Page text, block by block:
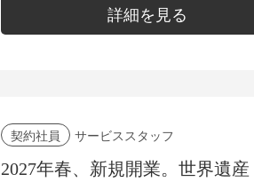
立ち振る舞いがブランド...詳細を見る
契約社員 サービススタッフ
2027年春、新規開業。世界遺